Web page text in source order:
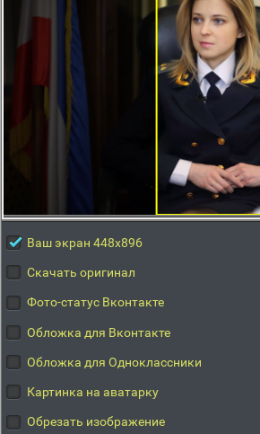
Ваш экран 448x896
Скачать оригинал
Фото-статус Вконтакте
Обложка для Вконтакте
Обложка для Одноклассники
Картинка на аватарку
Обрезать изображение